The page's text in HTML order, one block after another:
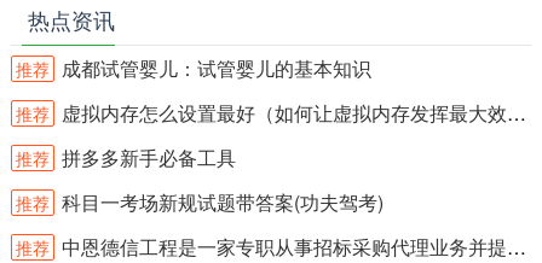
热点资讯
推荐 成都试管婴儿：试管婴儿的基本知识
推荐 虚拟内存怎么设置最好（如何让虚拟内存发挥最大效用）
推荐 拼多多新手必备工具
推荐 科目一考场新规试题带答案(功夫驾考)
推荐 中恩德信工程是一家专职从事招标采购代理业务并提供相关服务的专业机